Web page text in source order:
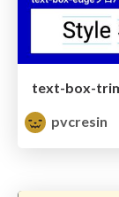
text-box-
pvcresin